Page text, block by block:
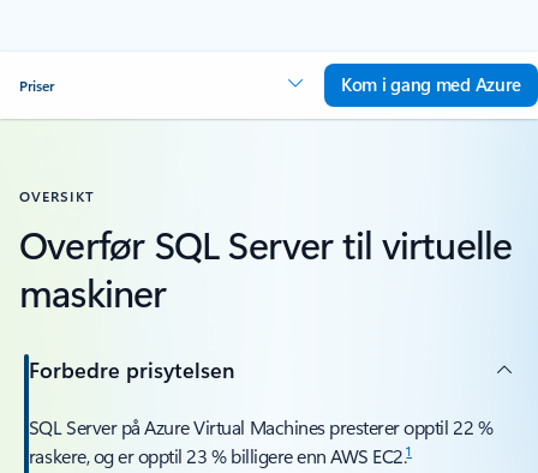
Priser Kom i gang med Azure
OVERSIKT
Overfør SQL Server til virtuelle
maskiner
Forbedre prisytelsen
SQL Server på Azure Virtual Machines presterer opptil 22 %
raskere, og er opptil 23 % billigere enn AWS EC2.1